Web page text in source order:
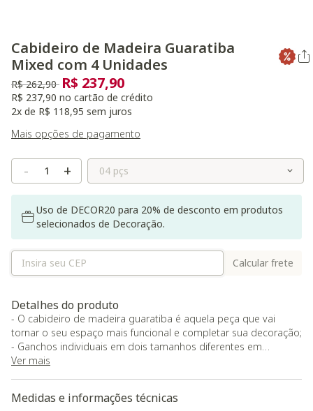
Cabideiro de Madeira Guaratiba
Mixed com 4 Unidades
Preço reduzido de
R$ 262,90 para
R$ 237,90
R$ 237,90 no cartão de crédito
2x de R$ 118,95 sem juros
Mais opções de pagamento
- + Selecione o Tamanho
Uso de DECOR20 para 20% de desconto em produtos
selecionados de Decoração.
Calcular frete
Detalhes do produto
- O cabideiro de madeira guaratiba é aquela peça que vai
tornar o seu espaço mais funcional e completar sua decoração;
- Ganchos individuais em dois tamanhos diferentes em
madeira para você soltar a criatividade e montar várias
Ver mais
Medidas e informações técnicas